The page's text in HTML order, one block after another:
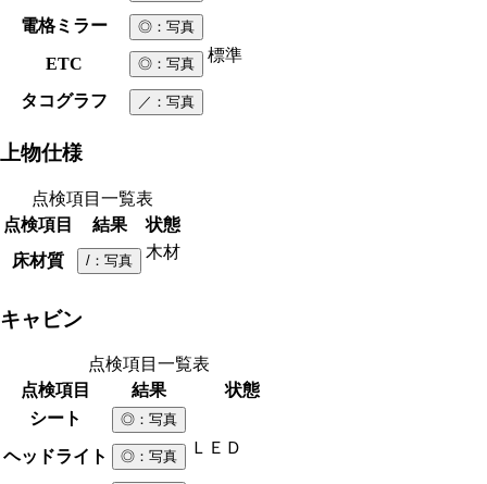
電格ミラー ◎ ：写真
ETC ◎ ：写真 標準
タコグラフ ／ ：写真
上物仕様
点検項目一覧表
点検項目
結果
状態
床材質
/ ：写真 木材
キャビン
点検項目一覧表
点検項目
結果
状態
シート
◎ ：写真
ヘッドライト ◎ ：写真 ＬＥＤ